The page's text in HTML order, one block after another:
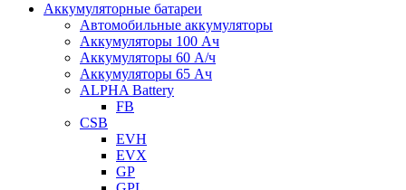
Аккумуляторные батареи
Автомобильные аккумуляторы
Аккумуляторы 100 Ач
Аккумуляторы 60 А/ч
Аккумуляторы 65 Ач
ALPHA Battery
FB
CSB
EVH
EVX
GP